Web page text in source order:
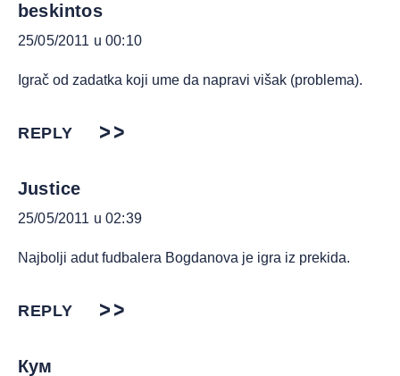
beskintos
25/05/2011 u 00:10
Igrač od zadatka koji ume da napravi višak (problema).
REPLY
Justice
25/05/2011 u 02:39
Najbolji adut fudbalera Bogdanova je igra iz prekida.
REPLY
Кум